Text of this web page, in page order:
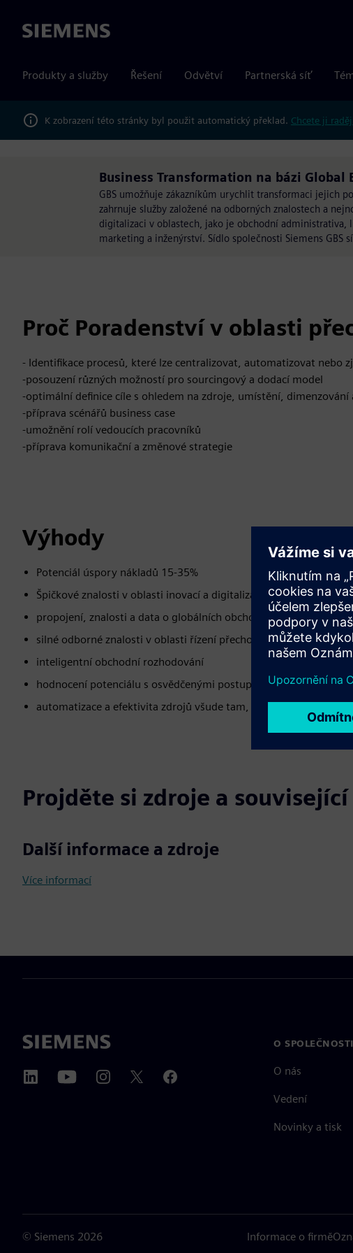
Siemens
Produkty a služby Řešení Odvětví Partnerská síť
K zobrazení této stránky byl použit automatický překlad. Chcete ji
Business Transformation na bázi Global
GBS umožňuje zákazníkům urychlit transformaci jejich
zahrnuje služby založené na odborných znalostech a
digitalizaci v oblastech, jako je obchodní administrativa,
marketing a inženýrství. Sídlo společnosti Siemens GBS
Proč Poradenství v oblasti
- Identifikace procesů, které lze centralizovat, automatizovat nebo
-posouzení různých možností pro sourcingový a dodací model
-optimální definice cíle s ohledem na zdroje, umístění, dimenzování
-příprava scénářů business case
-umožnění rolí vedoucích pracovníků
-příprava komunikační a změnové strategie
Výhody
Potenciál úspory nákladů 15-35%
Špičkové znalosti v oblasti inovací a digitalizace
propojení, znalosti a data o globálních obchodních lokalitách
silné odborné znalosti v oblasti řízení přechodu
inteligentní obchodní rozhodování
hodnocení potenciálu s osvědčenými postupy jako základ
automatizace a efektivita zdrojů všude tam, kde je to možné
Projděte si zdroje a
Další informace a zdroje
Více informací
O
O nás
Vedení
Novinky a tisk
© Siemens 2026 Informace o firmě